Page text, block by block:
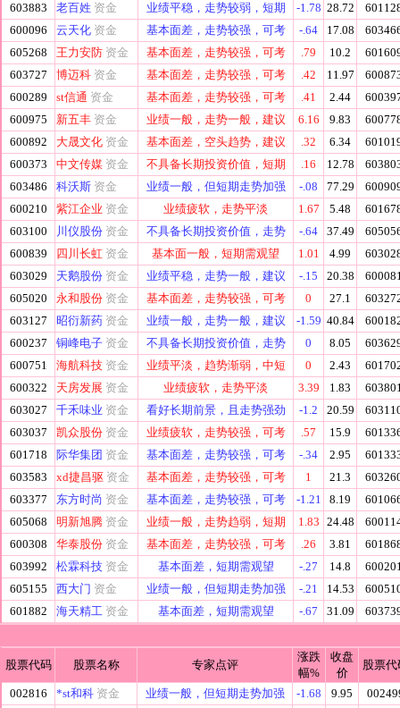
603883
老百姓 资金 业绩平稳，走势较弱，短期 -1.78 28.72
600096
云天化 资金 基本面差，走势较强，可考 -.64 17.08
605268
王力安防 资金 基本面差，走势较强，可考 .79 10.2
603727
博迈科 资金 基本面差，走势较强，可考 .42 11.97
600289
st信通 资金 基本面差，走势较强，可考 .41 2.44
600975
新五丰 资金 业绩一般，走势一般，建议 6.16 9.83
600892
大晟文化 资金 基本面差，空头趋势，建议 .32 6.34
600373
中文传媒 资金 不具备长期投资价值，短期 .16 12.78
603486
科沃斯 资金 业绩一般，但短期走势加强 -.08 77.29
600210
紫江企业 资金 业绩疲软，走势平淡 1.67 5.48
603100
川仪股份 资金 不具备长期投资价值，走势 -.64 37.49
600839
四川长虹 资金 基本面一般，短期需观望 1.01 4.99
603029
天鹅股份 资金 业绩平稳，走势一般，建议 -.15 20.38
605020
永和股份 资金 基本面差，走势较强，可考 0 27.1
603127
昭衍新药 资金 业绩一般，走势一般，建议 -1.59 40.84
600237
铜峰电子 资金 不具备长期投资价值，走势 0 8.05
600751
海航科技 资金 业绩平淡，趋势渐弱，中短 0 2.43
600322
天房发展 资金 业绩疲软，走势平淡 3.39 1.83
603027
千禾味业 资金 看好长期前景，且走势强劲 -1.2 20.59
603037
凯众股份 资金 业绩疲软，走势较强，可考 .57 15.9
601718
际华集团 资金 基本面差，走势较强，可考 -.34 2.95
603583
xd捷昌驱 资金 基本面差，走势较强，可考 1 21.3
603377
东方时尚 资金 基本面差，走势较强，可考 -1.21 8.19
605068
明新旭腾 资金 业绩一般，走势趋弱，短期 1.83 24.48
600308
华泰股份 资金 基本面差，走势较强，可考 .26 3.81
603992
松霖科技 资金 基本面差，短期需观望 -.27 14.8
605155
西大门 资金 业绩一般，但短期走势加强 -.21 14.53
601882
海天精工 资金 基本面差，短期需观望 -.67 31.09
股票代码 股票名称 专家点评
涨跌
幅%
收盘
价
股票代
002816 *st和科 资金 业绩一般，但短期走势加强 -1.68 9.95